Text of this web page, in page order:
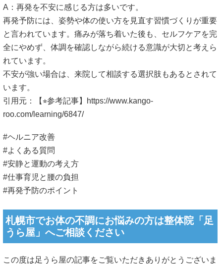
A：再発を不安に感じる方は多いです。
再発予防には、姿勢や体の使い方を見直す習慣づくりが重要
と言われています。痛みが落ち着いた後も、セルフケアを完
全にやめず、体調を確認しながら続ける意識が大切と考えら
れています。
不安が強い場合は、来院して相談する選択肢もあるとされて
います。
引用元：【⭐︎参考記事】
https://www.kango-
roo.com/learning/6847/
#ヘルニア改善
#よくある質問
#安静と運動の考え方
#仕事育児と腰の負担
#再発予防のポイント
札幌市でお体の不調にお悩みの方は整体院「足
うら屋」へご相談ください
この度は足うら屋の記事をご覧いただきありがとうございま